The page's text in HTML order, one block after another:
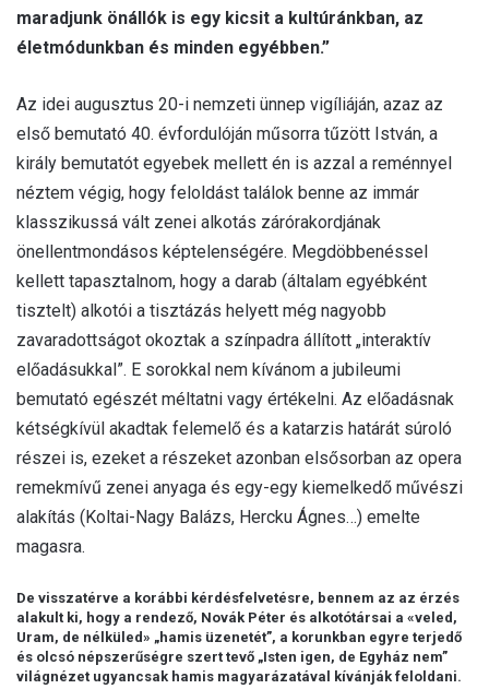
maradjunk önállók is egy kicsit a kultúránkban, az
életmódunkban és minden egyébben.”
Az idei augusztus 20-i nemzeti ünnep vigíliáján, azaz az
első bemutató 40. évfordulóján műsorra tűzött István, a
király bemutatót egyebek mellett én is azzal a reménnyel
néztem végig, hogy feloldást találok benne az immár
klasszikussá vált zenei alkotás zárórakordjának
önellentmondásos képtelenségére. Megdöbbenéssel
kellett tapasztalnom, hogy a darab (általam egyébként
tisztelt) alkotói a tisztázás helyett még nagyobb
zavaradottságot okoztak a színpadra állított „interaktív
előadásukkal”. E sorokkal nem kívánom a jubileumi
bemutató egészét méltatni vagy értékelni. Az előadásnak
kétségkívül akadtak felemelő és a katarzis határát súroló
részei is, ezeket a részeket azonban elsősorban az opera
remekmívű zenei anyaga és egy-egy kiemelkedő művészi
alakítás (Koltai-Nagy Balázs, Hercku Ágnes…) emelte
magasra.
De visszatérve a korábbi kérdésfelvetésre, bennem az az érzés
alakult ki, hogy a rendező, Novák Péter és alkotótársai a «veled,
Uram, de nélküled» „hamis üzenetét”, a korunkban egyre terjedő
és olcsó népszerűségre szert tevő „Isten igen, de Egyház nem”
világnézet ugyancsak hamis magyarázatával kívánják feloldani.